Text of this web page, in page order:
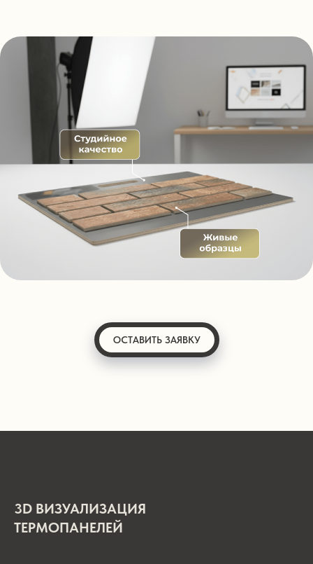
ОСТАВИТЬ ЗАЯВКУ
3D ВИЗУАЛИЗАЦИЯ
ТЕРМОПАНЕЛЕЙ